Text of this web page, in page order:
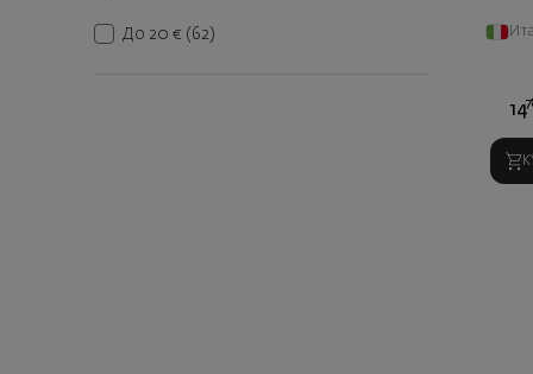
До 20 € (62)
14